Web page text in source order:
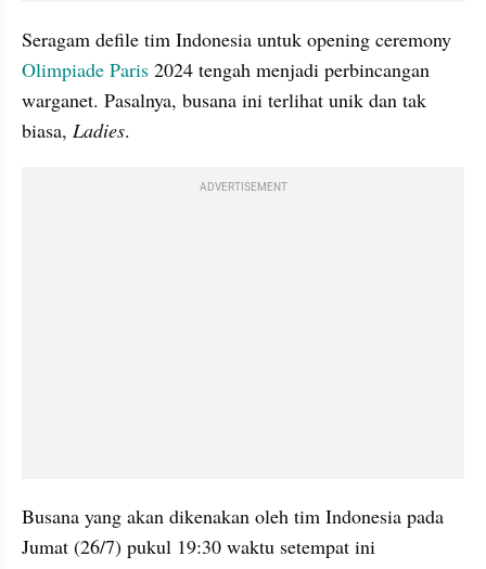
Olimpiade Paris 2024 tengah menjadi perbincangan
warganet. Pasalnya, busana ini terlihat unik dan tak
biasa, Ladies.
ADVERTISEMENT
Busana yang akan dikenakan oleh tim Indonesia pada
Jumat (26/7) pukul 19:30 waktu setempat ini